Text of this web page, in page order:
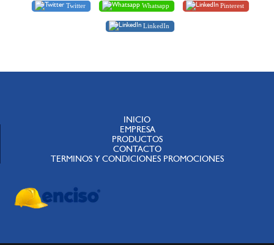
Twitter Whatsapp Pinterest
LinkedIn
INICIO
EMPRESA
PRODUCTOS
CONTACTO
TERMINOS Y CONDICIONES PROMOCIONES